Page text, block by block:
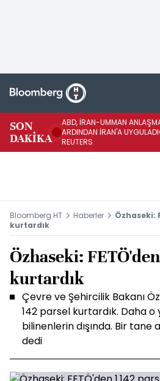
SON
DAKİKA
ABD, İRAN-UMMAN
ARDINDAN İRAN'A
REUTERS
Bloomberg HT Haberler
Özhaseki:
kurtardık
Özhaseki:
kurtardık
Çevre ve Şehircilik Bakanı
142 parsel kurtardık. Daha o
bilinenlerin dışında. Bir
dedi